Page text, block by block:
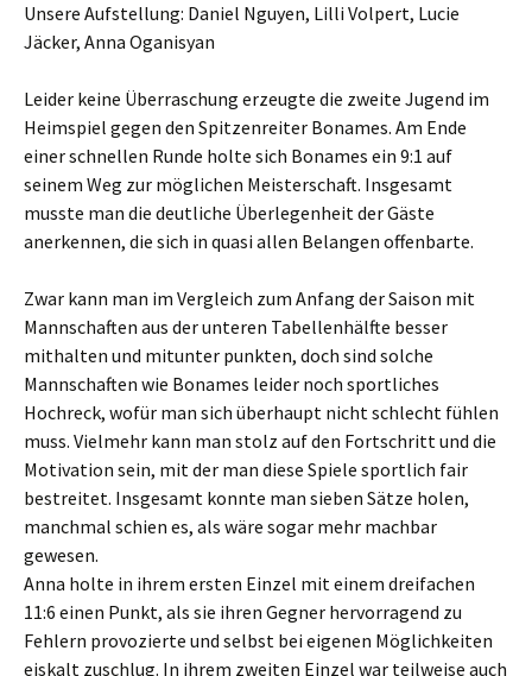
Unsere Aufstellung: Daniel Nguyen, Lilli Volpert, Lucie
Jäcker, Anna Oganisyan
Leider keine Überraschung erzeugte die zweite Jugend im
Heimspiel gegen den Spitzenreiter Bonames. Am Ende
einer schnellen Runde holte sich Bonames ein 9:1 auf
seinem Weg zur möglichen Meisterschaft. Insgesamt
musste man die deutliche Überlegenheit der Gäste
anerkennen, die sich in quasi allen Belangen offenbarte.
Zwar kann man im Vergleich zum Anfang der Saison mit
Mannschaften aus der unteren Tabellenhälfte besser
mithalten und mitunter punkten, doch sind solche
Mannschaften wie Bonames leider noch sportliches
Hochreck, wofür man sich überhaupt nicht schlecht fühlen
muss. Vielmehr kann man stolz auf den Fortschritt und die
Motivation sein, mit der man diese Spiele sportlich fair
bestreitet. Insgesamt konnte man sieben Sätze holen,
manchmal schien es, als wäre sogar mehr machbar
gewesen.
Anna holte in ihrem ersten Einzel mit einem dreifachen
11:6 einen Punkt, als sie ihren Gegner hervorragend zu
Fehlern provozierte und selbst bei eigenen Möglichkeiten
eiskalt zuschlug. In ihrem zweiten Einzel war teilweise auch